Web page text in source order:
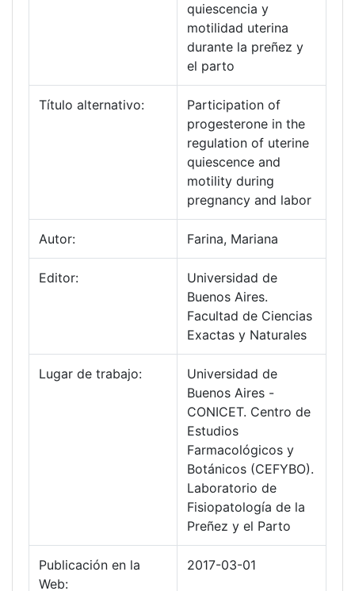
quiescencia y
motilidad uterina
durante la preñez y
el parto
Título alternativo:
Participation of
progesterone in the
regulation of uterine
quiescence and
motility during
pregnancy and labor
Autor: Farina, Mariana
Editor:
Universidad de
Buenos Aires.
Facultad de Ciencias
Exactas y Naturales
Lugar de trabajo:
Universidad de
Buenos Aires -
CONICET. Centro de
Estudios
Farmacológicos y
Botánicos (CEFYBO).
Laboratorio de
Fisiopatología de la
Preñez y el Parto
Publicación en la
Web:
2017-03-01